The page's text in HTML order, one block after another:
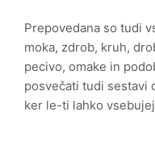
Prepovedana so tudi
moka, zdrob, kruh,
pecivo, omake in
posvečati tudi sestavi
ker le-ti lahko